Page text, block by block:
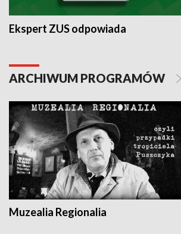
Ekspert ZUS odpowiada
ARCHIWUM PROGRAMÓW
Muzealia Regionalia